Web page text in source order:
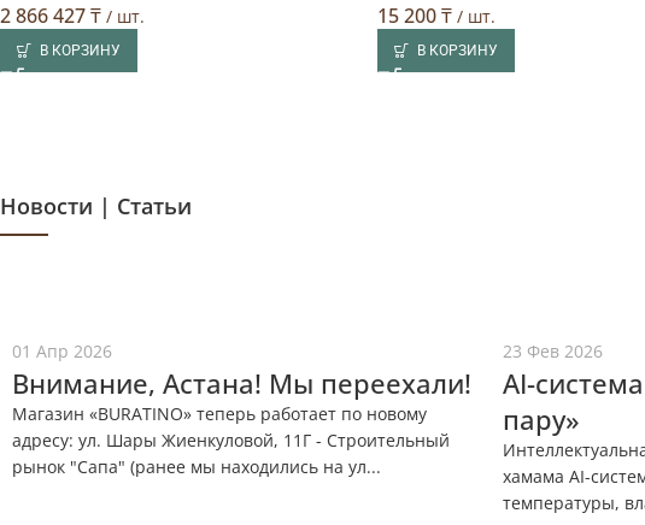
2 866 427₸ / шт.
В КОРЗИНУ
15 200₸ / шт.
В КОРЗИНУ
Новости | Статьи
01 Апр 2026
Внимание, Астана! Мы переехали!
Магазин «BURATINO» теперь работает по новому
адресу: ул. Шары Жиенкуловой, 11Г - Строительный
рынок "Сапа" (ранее мы находились на ул...
23 Фев 2026
AI-
пару»
хамама AI-
температуры,